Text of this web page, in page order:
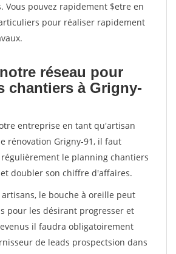
Vous pouvez rapidement $etre en
pour réaliser rapidement
réseau pour
chantiers à Grigny-
entreprise en tant qu'artisan
rénovation Grigny-91, il faut
le planning chantiers
doubler son chiffre d'affaires.
le bouche à oreille peut
pour les désirant progresser et
il faudra obligatoirement
de leads prospectsion dans